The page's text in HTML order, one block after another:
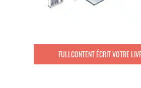
FULLCONTENT ÉCRIT VOTRE